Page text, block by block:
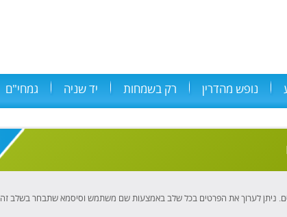
נופש מהדרין רק בשמחות יד שניה גמחי"ם
ניתן לערוך את הפרטים בכל שלב באמצעות שם משתמש וסיסמא שתבחר בשלב זה